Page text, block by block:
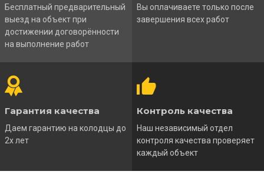
Бесплатный предварительный
выезд на объект при
достижении договорённости
на выполнение работ
Вы оплачиваете только после
завершения всех работ
Гарантия качества
Даем гарантию на колодцы до
2х лет
Контроль качества
Наш независимый отдел
контроля качества проверяет
каждый объект